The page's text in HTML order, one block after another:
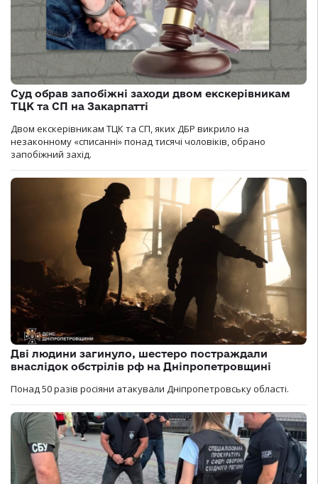
Суд обрав запобіжні заходи двом екскерівникам
ТЦК та СП на Закарпатті
Двом екскерівникам ТЦК та СП, яких ДБР викрило на
незаконному «списанні» понад тисячі чоловіків, обрано
запобіжний захід.
Дві людини загинуло, шестеро постраждали
внаслідок обстрілів рф на Дніпропетровщині
Понад 50 разів росіяни атакували Дніпропетровську області.